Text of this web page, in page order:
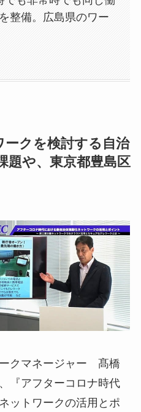
整備。広島県のワー
クを検討する自治
題や、東京都豊島区
クマネージャー 髙橋
『アフターコロナ時代
ットワークの活用とポ